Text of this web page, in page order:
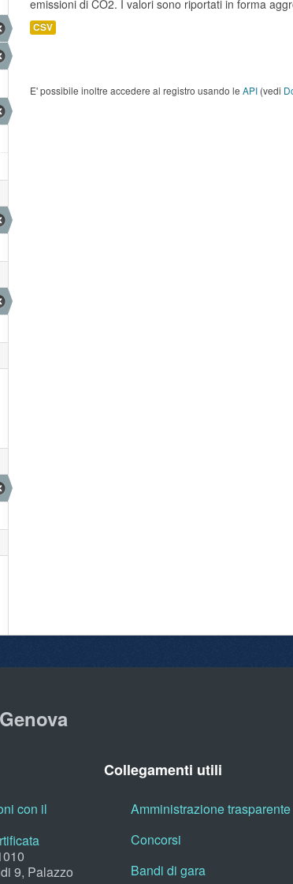
emissioni di CO2. I valori sono riportati in forma
CSV
E' possibile inoltre accedere al registro usando le API (vedi
con il
9, Palazzo
Collegamenti utili
Amministrazione trasparente
Concorsi
Bandi di gara